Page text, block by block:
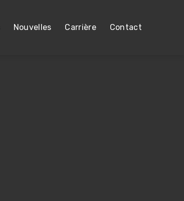
Nouvelles Carrière Contact